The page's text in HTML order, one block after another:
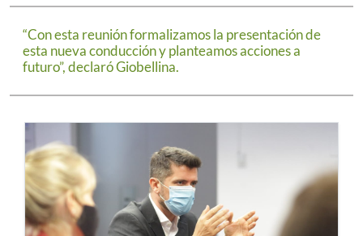
“Con esta reunión formalizamos la presentación de
esta nueva conducción y planteamos acciones a
futuro”, declaró Giobellina.